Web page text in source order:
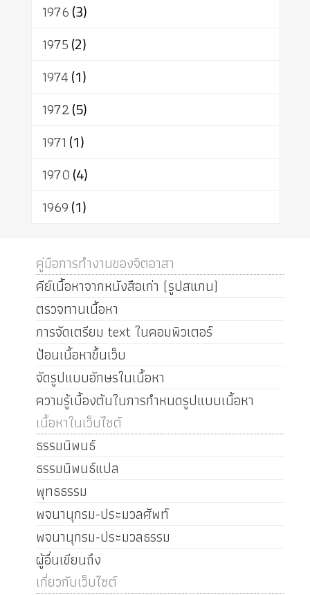
1976(3)
1975(2)
1974(1)
1972(5)
1971 (1)
1970(4)
1969(1)
คู่มือการทำงานของจิตอาสา
คีย์เนื้อหาจากหนังสือเก่า (รูปสแกน)
ตรวจทานเนื้อหา
การจัดเตรียม text ในคอมพิวเตอร์
ป้อนเนื้อหาขึ้นเว็บ
จัดรูปแบบอักษรในเนื้อหา
ความรู้เบื้องต้นในการกำหนดรูปแบบเนื้อหา
เนื้อหาในเว็บไซต์
ธรรมนิพนธ์
ธรรมนิพนธ์แปล
พุทธธรรม
พจนานุกรม-ประมวลศัพท์
พจนานุกรม-ประมวลธรรม
ผู้อื่นเขียนถึง
เกี่ยวกับเว็บไซต์